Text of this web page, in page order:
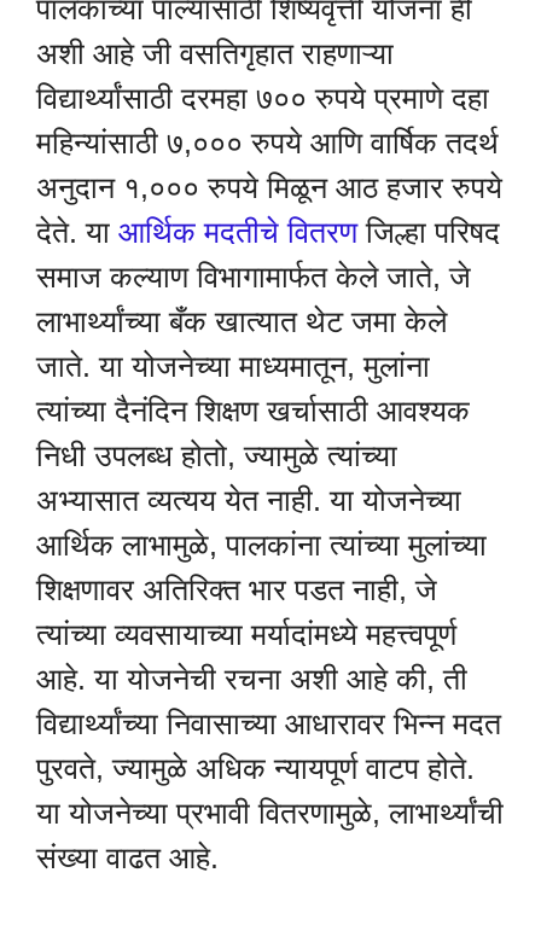
पालकांच्या पाल्यांसाठी शिष्यवृत्ती योजना ही
अशी आहे जी वसतिगृहात राहणाऱ्या
विद्यार्थ्यांसाठी दरमहा ७०० रुपये प्रमाणे दहा
महिन्यांसाठी ७,००० रुपये आणि वार्षिक तदर्थ
अनुदान १,००० रुपये मिळून आठ हजार रुपये
देते. या आर्थिक मदतीचे वितरणजिल्हा परिषद
समाज कल्याण विभागामार्फत केले जाते, जे
लाभार्थ्यांच्या बँक खात्यात थेट जमा केले
जाते. या योजनेच्या माध्यमातून, मुलांना
त्यांच्या दैनंदिन शिक्षण खर्चासाठी आवश्यक
निधी उपलब्ध होतो, ज्यामुळे त्यांच्या
अभ्यासात व्यत्यय येत नाही. या योजनेच्या
आर्थिक लाभामुळे, पालकांना त्यांच्या मुलांच्या
शिक्षणावर अतिरिक्त भार पडत नाही, जे
त्यांच्या व्यवसायाच्या मर्यादांमध्ये महत्त्वपूर्ण
आहे. या योजनेची रचना अशी आहे की, ती
विद्यार्थ्यांच्या निवासाच्या आधारावर भिन्न मदत
पुरवते, ज्यामुळे अधिक न्यायपूर्ण वाटप होते.
या योजनेच्या प्रभावी वितरणामुळे, लाभार्थ्यांची
संख्या वाढत आहे.